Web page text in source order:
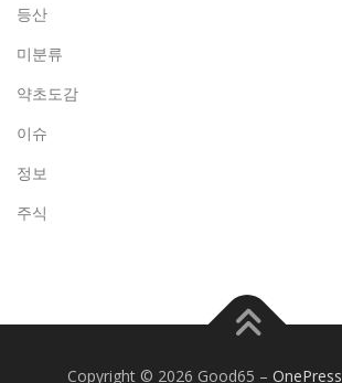
등산
미분류
약초도감
이슈
정보
주식
Copyright © 2026 Good65 – OnePress